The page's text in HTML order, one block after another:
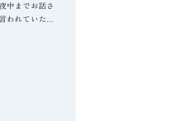
中までお話さ
われていたと
ました。